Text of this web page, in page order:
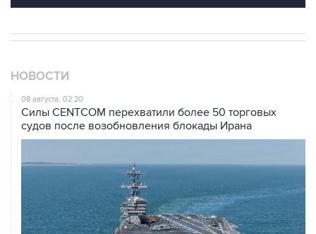
НОВОСТИ
08 августа, 02:20
Силы CENTCOM перехватили более 50 торговых
судов после возобновления блокады Ирана